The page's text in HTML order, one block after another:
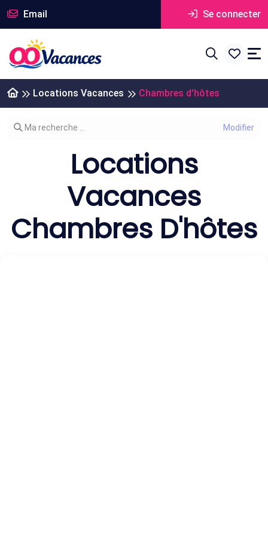
Email Se connecter
Locations Vacances Chambres d'hôtes
Modifier votre recherche
Ma recherche ...
Locations
Vacances
Chambres D'hôtes